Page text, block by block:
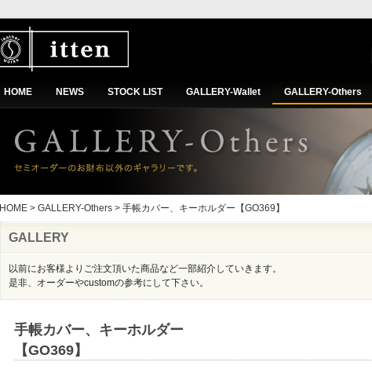
HOME NEWS STOCK LIST GALLERY-Wallet GALLERY-Others
HOME > GALLERY-Others > 手帳カバー、キーホルダー【GO369】
GALLERY
以前にお客様よりご注文頂いた商品など一部紹介していきます。
是非、オーダーやcustomの参考にして下さい。
手帳カバー、キーホルダー
【GO369】